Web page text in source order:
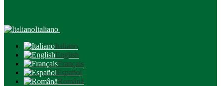
Italiano
Italiano
English
Français
Español
Română